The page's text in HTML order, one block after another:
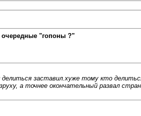
"гопоны ?"
заставил.хуже тому кто
а точнее окончательный развал